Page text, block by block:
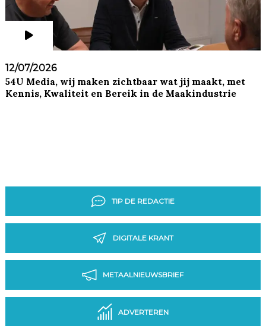
12/07/2026
54U Media, wij maken zichtbaar wat jij maakt, met
Kennis, Kwaliteit en Bereik in de Maakindustrie
TIP DE REDACTIE
DIGITALE KRANT
METAALNIEUWSBRIEF
ADVERTEREN